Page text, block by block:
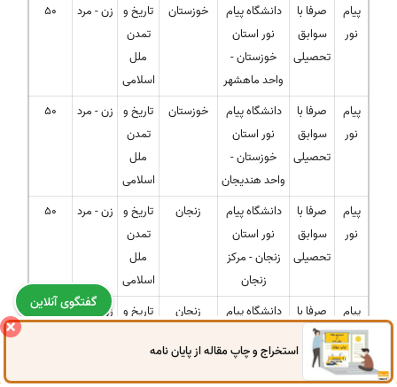
پیام
نور
صرفا با
سوابق
تحصیلی
دانشگاه پیام
نور استان
خوزستان -
واحد ماهشهر
خوزستان
تاریخ و
تمدن
ملل
اسلامی
زن - مرد 50
پیام
نور
صرفا با
سوابق
تحصیلی
دانشگاه پیام
نور استان
خوزستان -
واحد هندیجان
خوزستان
تاریخ و
تمدن
ملل
اسلامی
زن - مرد 50
پیام
نور
صرفا با
سوابق
تحصیلی
دانشگاه پیام
نور استان
زنجان - مرکز
زنجان
زنجان
تاریخ و
تمدن
ملل
اسلامی
زن - مرد 50
پیام
نور
صرفا با
سوابق
تحصیلی
دانشگاه پیام
زنجان - واحد
طارم (آب بر)
زنجان
تاریخ و
اسلامی
زن - مرد 50
04133250787
4522استخراج و چاپ مقاله از پایان نامه
گفتگوی آنلاین